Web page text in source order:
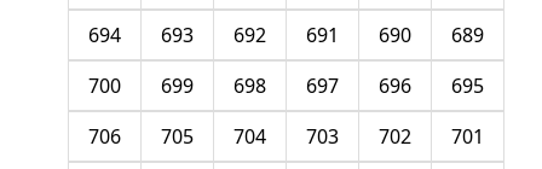
689
690
691
692
693
694
695
696
697
698
699
700
701
702
703
704
705
706